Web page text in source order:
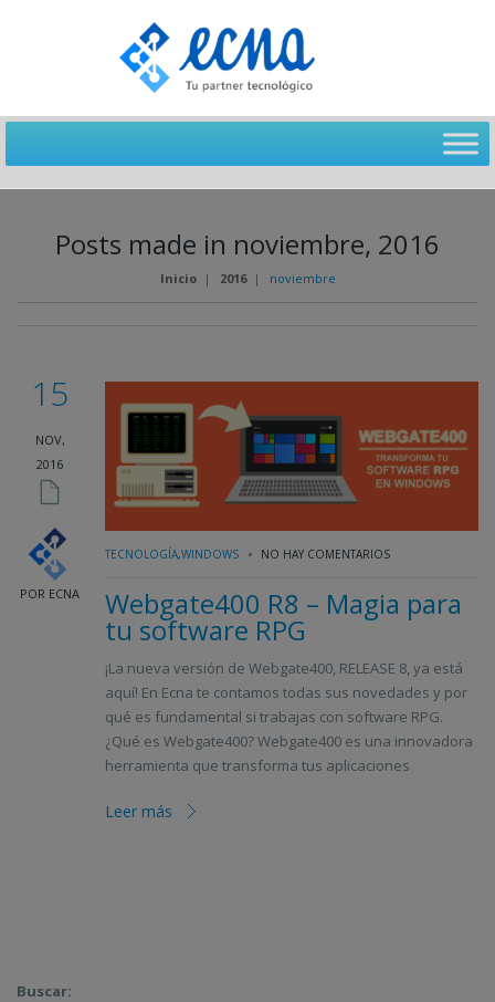
Posts made in noviembre, 2016
Inicio | 2016 | noviembre
15
NOV,
2016
POR ECNA
TECNOLOGÍA,WINDOWS NO HAY COMENTARIOS
Webgate400 R8 – Magia para
tu software RPG
¡La nueva versión de Webgate400, RELEASE 8, ya está
aquí! En Ecna te contamos todas sus novedades y por
qué es fundamental si trabajas con software RPG.
¿Qué es Webgate400? Webgate400 es una innovadora
herramienta que transforma tus aplicaciones
Leer más
Buscar: